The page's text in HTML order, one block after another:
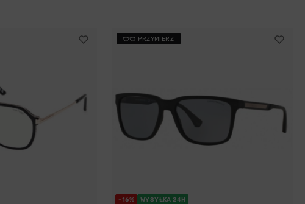
PRZYMIERZ
-16% WYSYŁKA 24H